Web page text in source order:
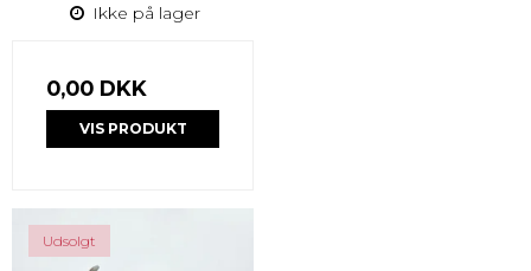
Ikke på lager
0,00 DKK
VIS PRODUKT
Udsolgt